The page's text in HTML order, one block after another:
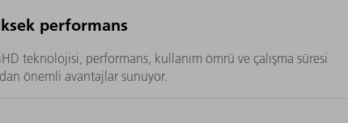
performans
teknolojisi, performans, kullanım ömrü ve çalışma süresi
önemli avantajlar sunuyor.